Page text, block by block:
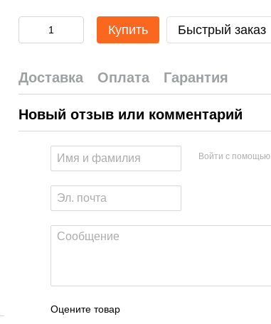
Купить Быстрый заказ
Доставка Оплата Гарантия
Новый отзыв или комментарий
Войти с помощью
Оцените товар